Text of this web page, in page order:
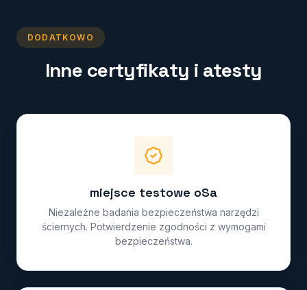
DODATKOWO
Inne certyfikaty i atesty
miejsce testowe oSa
Niezależne badania bezpieczeństwa narzędzi
ściernych. Potwierdzenie zgodności z wymogami
bezpieczeństwa.